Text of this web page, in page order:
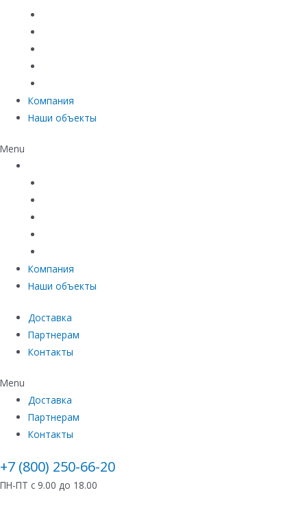
Компания
Наши объекты
Menu
Компания
Наши объекты
Доставка
Партнерам
Контакты
Menu
Доставка
Партнерам
Контакты
+7 (800) 250-66-20
ПН-ПТ с 9.00 до 18.00